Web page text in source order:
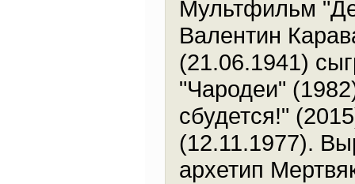
Мультфильм
Валентин
(21.06.1941)
"Чародеи"
сбудется!"
(12.11.1977).
архетип